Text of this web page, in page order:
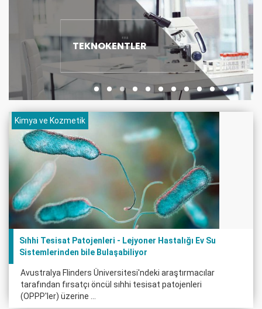
TEKNOKENTLER
Kimya ve Kozmetik
Sıhhi Tesisat Patojenleri - Lejyoner Hastalığı Ev Su
Sistemlerinden bile Bulaşabiliyor
Avustralya Flinders Üniversitesi'ndeki araştırmacılar
tarafından fırsatçı öncül sıhhi tesisat patojenleri
(OPPP'ler) üzerine ...